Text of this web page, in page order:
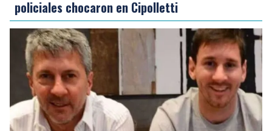
policiales chocaron en Cipolletti